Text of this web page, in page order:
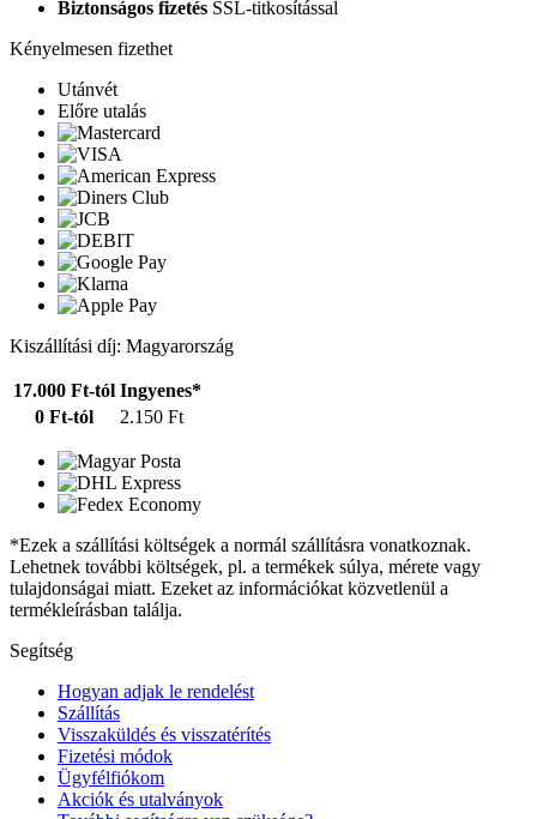
Biztonságos fizetés SSL-titkosítással
Kényelmesen fizethet
Utánvét
Előre utalás
Kiszállítási díj: Magyarország
17.000 Ft-tól Ingyenes*
0 Ft-tól
2.150 Ft
*Ezek a szállítási költségek a normál szállításra vonatkoznak.
Lehetnek további költségek, pl. a termékek súlya, mérete vagy
tulajdonságai miatt. Ezeket az információkat közvetlenül a
termékleírásban találja.
Segítség
Hogyan adjak le rendelést
Szállítás
Visszaküldés és visszatérítés
Fizetési módok
Ügyfélfiókom
Akciók és utalványok